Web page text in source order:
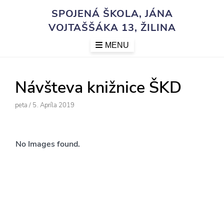
SPOJENÁ ŠKOLA, JÁNA
VOJTAŠŠÁKA 13, ŽILINA
MENU
Návšteva knižnice ŠKD
Author
Peta / Posted
5. Apríla 2019
No Images found.